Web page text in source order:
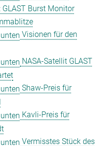
Burst Monitor
Visionen für den
NASA-Satellit GLAST
Shaw-Preis für
Kavli-Preis für
Vermisstes Stück des